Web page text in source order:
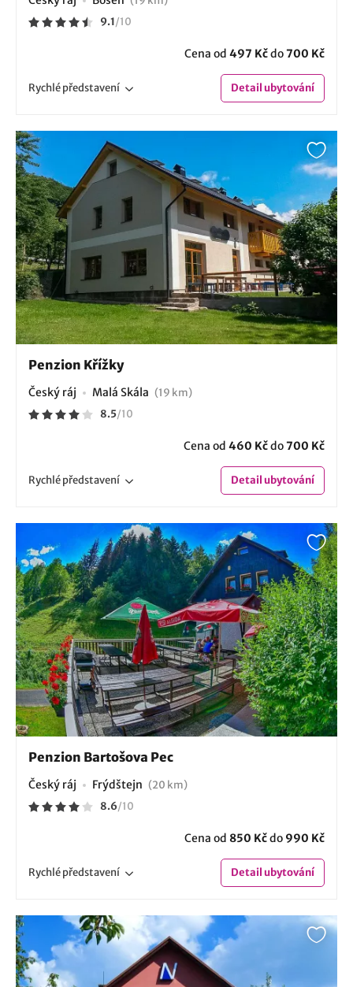
9.1/10
Cena od 497 Kčdo700 Kč
Rychlépředstavení Detailubytování
Penzion Křížky
Český ráj Malá Skála (19 km)
8.5/10
Cena od 460 Kčdo700 Kč
Rychlépředstavení Detailubytování
Penzion Bartošova Pec
Český ráj Frýdštejn (20 km)
8.6/10
Cena od 850 Kčdo 990 Kč
Rychlépředstavení Detailubytování